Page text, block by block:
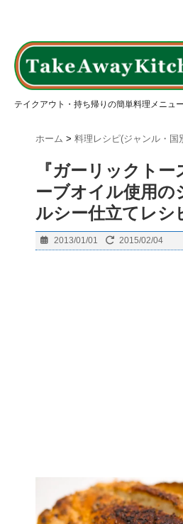
テイクアウト・持ち帰りの簡単料理メニュ
ホーム > 料理レシピ(ジャンル・国
『ガーリックトー
ーブオイル使用の
ルシー仕立てレシ
2013/01/01 2015/02/04